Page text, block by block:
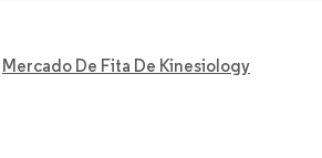
Mercado De Fita De Kinesiology